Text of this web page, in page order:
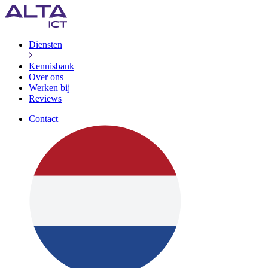
Diensten
Kennisbank
Over ons
Werken bij
Reviews
Contact